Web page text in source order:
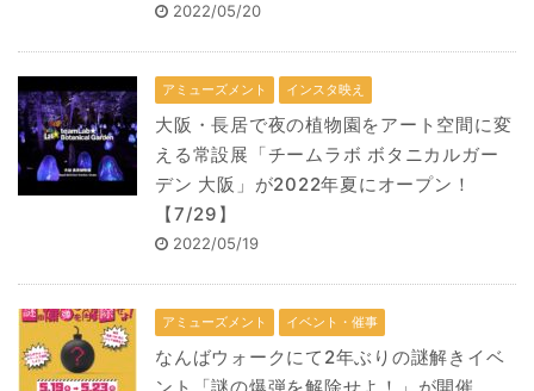
2022/05/20
アミューズメント インスタ映え
大阪・長居で夜の植物園をアート空間に変
える常設展「チームラボ ボタニカルガー
デン 大阪」が2022年夏にオープン！
【7/29】
2022/05/19
アミューズメント イベント・催事
なんばウォークにて2年ぶりの謎解きイベ